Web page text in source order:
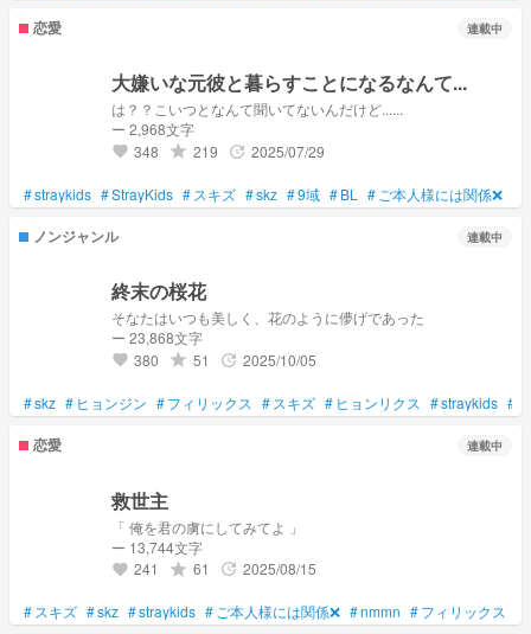
恋愛 連載中
大嫌いな元彼と暮らすことになるなんて...
は？？こいつとなんて聞いてないんだけど......
ー 2,968文字
favorite 348 grade 219 update 2025/07/29
#straykids #StrayKids # スキズ #skz #9域 #BL # ご本人様には関係❌
ノンジャンル 連載中
終末の桜花
そなたはいつも美しく、花のように儚げであった
ー 23,868文字
favorite 380 grade 51 update 2025/10/05
#skz # ヒョンジン #フィリックス # スキズ # ヒョンリクス #straykids #
恋愛 連載中
救世主
「 俺を君の虜にしてみてよ 」
ー 13,744文字
favorite 241 grade 61 update 2025/08/15
# スキズ #skz #straykids # ご本人様には関係❌ #nmmn #フィリックス